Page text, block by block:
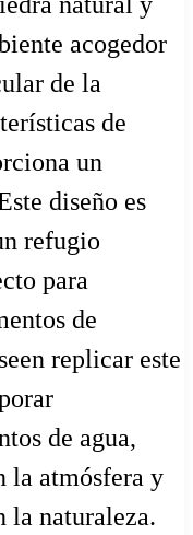
acogedor
de la
de
un
diseño es
refugio
para
de
replicar este
de agua,
la atmósfera y
la naturaleza.